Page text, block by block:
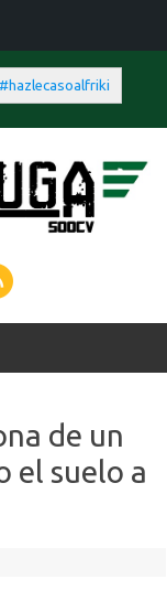
#hazlecasoalfriki
de un
el suelo a